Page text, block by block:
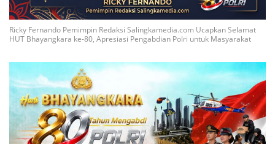
Ricky Fernando Pemimpin Redaksi Salingkamedia.com Ucapkan Selamat
HUT Bhayangkara ke-80, Apresiasi Pengabdian Polri untuk Masyarakat